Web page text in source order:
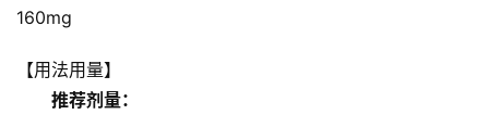
160mg
【用法用量】
推荐剂量：